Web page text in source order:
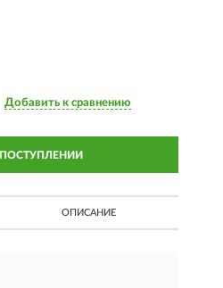
Добавить к сравнению
ОПИСАНИЕ